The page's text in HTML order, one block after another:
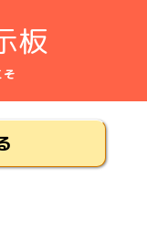
板
そ